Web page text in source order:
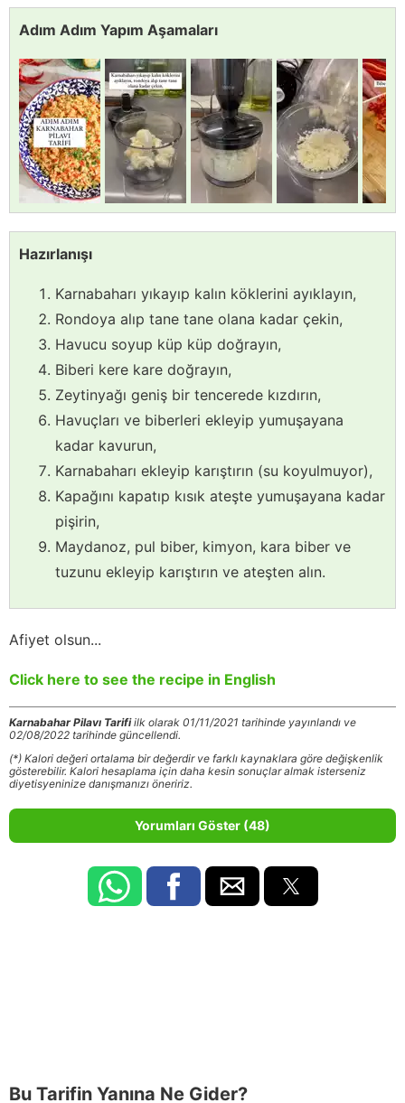
Adım Adım Yapım Aşamaları
Hazırlanışı
Karnabaharı yıkayıp kalın köklerini ayıklayın,
Rondoya alıp tane tane olana kadar çekin,
Havucu soyup küp küp doğrayın,
Biberi kere kare doğrayın,
Zeytinyağı geniş bir tencerede kızdırın,
Havuçları ve biberleri ekleyip yumuşayana
kadar kavurun,
Karnabaharı ekleyip karıştırın (su koyulmuyor),
Kapağını kapatıp kısık ateşte yumuşayana kadar
pişirin,
Maydanoz, pul biber, kimyon, kara biber ve
tuzunu ekleyip karıştırın ve ateşten alın.
Afiyet olsun...
Click here to see the recipe in English
Karnabahar Pilavı Tarifiilk olarak 01/11/2021 tarihinde yayınlandı ve
02/08/2022 tarihinde güncellendi.
(*) Kalori değeri ortalama bir değerdir ve farklı kaynaklara göre değişkenlik
gösterebilir. Kalori hesaplama için daha kesin sonuçlar almak isterseniz
diyetisyeninize danışmanızı öneririz.
Yorumları Göster (48)
Bu Tarifin Yanına Ne Gider?